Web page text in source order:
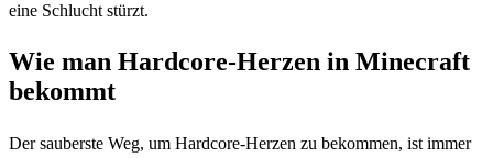
eine Schlucht stürzt.
Wie man Hardcore-Herzen in Minecraft
bekommt
Der sauberste Weg, um Hardcore-Herzen zu bekommen, ist immer